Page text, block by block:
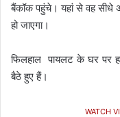
बैंकॉक पहुंचे। यहां से वह सीधे
हो जाएगा।
फिलहाल पायलट के घर पर
बैठे हुए हैं।
WATCH